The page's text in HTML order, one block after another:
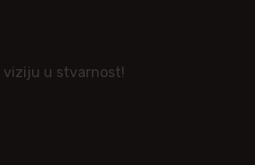
viziju u stvarnost!